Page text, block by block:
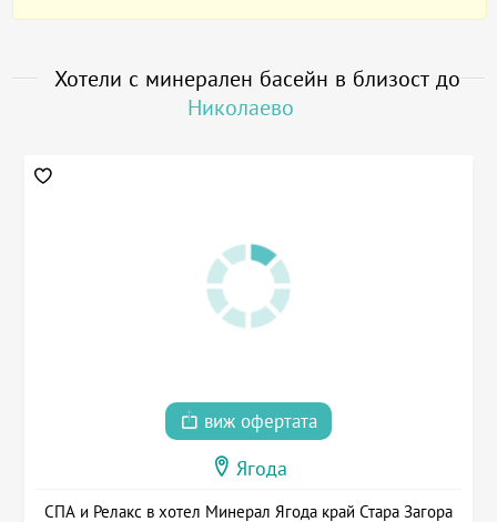
Хотели с минерален басейн в близост до
Николаево
виж офертата
Ягода
СПА и Релакс в хотел Минерал Ягода край Стара Загора